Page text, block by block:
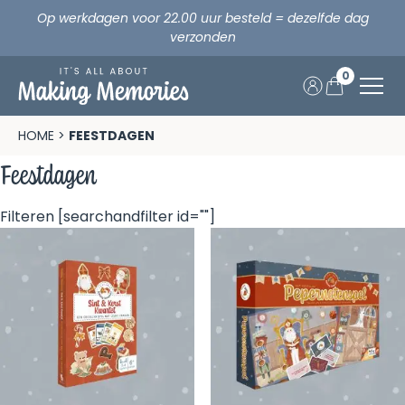
Op werkdagen voor 22.00 uur besteld = dezelfde dag
verzonden
0
Skip
to
content
Home
Opa & Oma
Verjaardag
Vakantie
Fijne vakantie samen!
Vakantie
Feestdagen
Making Memories x CEWE
HOME > FEESTDAGEN
Feestdagen
Filteren [searchandfilter id=""]